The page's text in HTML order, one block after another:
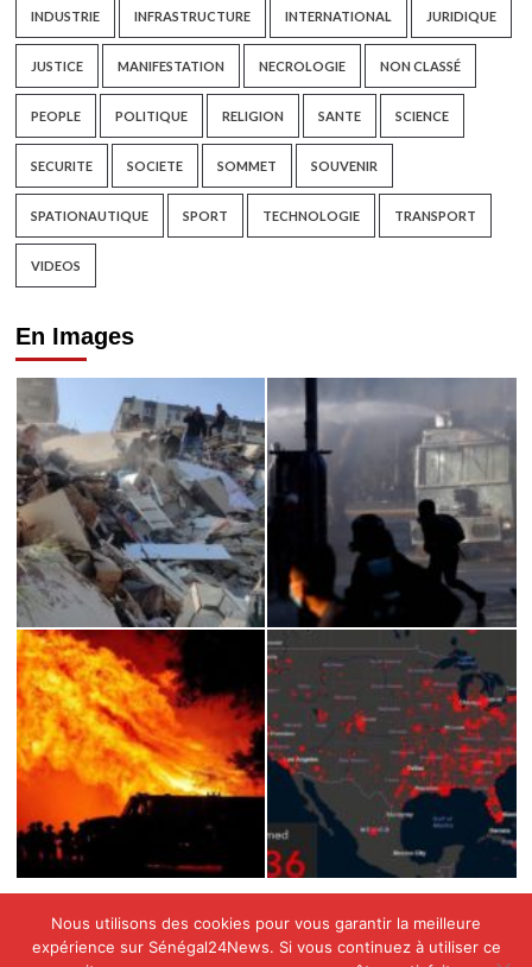
INDUSTRIE INFRASTRUCTURE INTERNATIONAL JURIDIQUE
JUSTICE MANIFESTATION NECROLOGIE NON CLASSÉ
PEOPLE POLITIQUE RELIGION SANTE SCIENCE
SECURITE SOCIETE SOMMET SOUVENIR
SPATIONAUTIQUE SPORT TECHNOLOGIE TRANSPORT
VIDEOS
En Images
Nous utilisons des cookies pour vous garantir la meilleure
expérience sur Sénégal24News. Si vous continuez à utiliser ce